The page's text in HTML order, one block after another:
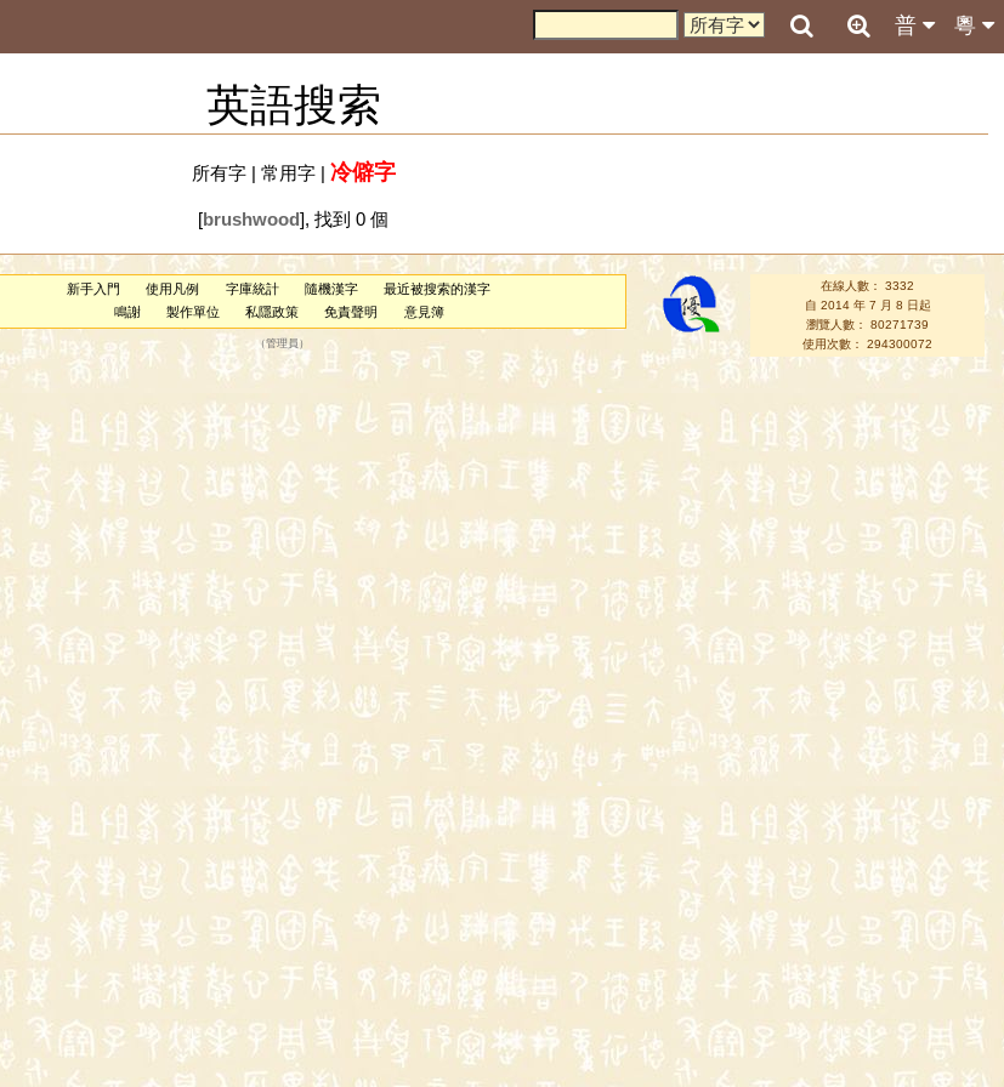
粵
普
英語搜索
所有字| 常用字| 冷僻字
[brushwood], 找到 0 個
新手入門 使用凡例 字庫統計 隨機漢字
最近被搜索的漢字
鳴謝
製作單位 私隱政策 免責聲明 意見簿
（管理員 ）
在線人數： 3332
自 2014 年 7 月 8 日起
瀏覽人數： 80271739
使用次數： 294300072